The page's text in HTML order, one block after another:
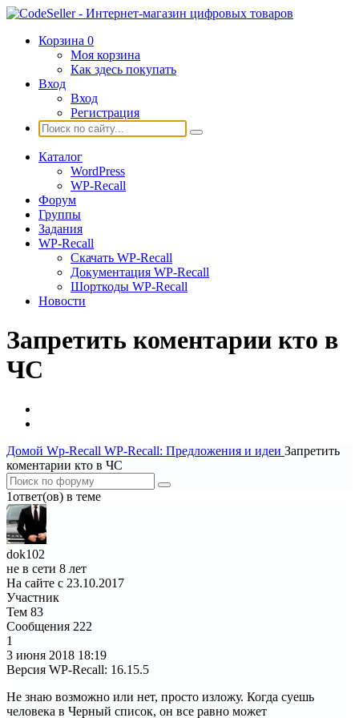
Корзина 0
Моя корзина
Как здесь покупать
Вход
Вход
Регистрация
Каталог
WordPress
WP-Recall
Форум
Группы
Задания
WP-Recall
Скачать WP-Recall
Документация WP-Recall
Шорткоды WP-Recall
Новости
Запретить коментарии кто в
ЧС
Домой Wp-Recall WP-Recall: Предложения и идеи Запретить
коментарии кто в ЧС
1ответ(ов) в теме
dok102
не в сети 8 лет
На сайте с 23.10.2017
Участник
Тем 83
Сообщения 222
1
3 июня 2018 18:19
Версия WP-Recall: 16.15.5
Не знаю возможно или нет, просто изложу. Когда суешь
человека в Черный список, он все равно может